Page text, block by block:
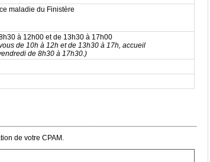
maladie du Finistère
à 12h00 et de 13h30 à 17h00
de 10h à 12h et de 13h30 à 17h, accueil
de 8h30 à 17h30.)
de votre CPAM.